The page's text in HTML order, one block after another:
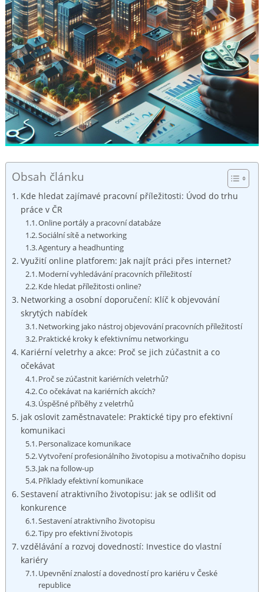
Obsah článku
Kde hledat zajímavé​ pracovní příležitosti: Úvod do trhu ​
práce v ČR
Online portály a pracovní databáze
Sociální⁢ sítě a networking
Agentury a ⁣headhunting
Využití online platforem: Jak najít práci přes internet?
Moderní ‍vyhledávání pracovních příležitostí
Kde hledat příležitosti online?
Networking a osobní doporučení: Klíč k objevování
skrytých nabídek
Networking jako nástroj objevování pracovních příležitostí
Praktické kroky k efektivnímu ‍networkingu
Kariérní veletrhy a akce:​ Proč se jich zúčastnit ‌a ‌co
očekávat
Proč se zúčastnit kariérních veletrhů?
Co‍ očekávat ​na ‍kariérních ⁣akcích?
Úspěšné příběhy z veletrhů
jak ​oslovit zaměstnavatele: Praktické tipy pro efektivní
komunikaci
Personalizace komunikace
Vytvoření profesionálního životopisu a motivačního‌ dopisu
Jak na follow-up
Příklady efektivní komunikace
Sestavení atraktivního ‌životopisu: jak se odlišit od
⁤konkurence
Sestavení atraktivního⁣ životopisu
Tipy ⁣pro efektivní‍ životopis
vzdělávání a rozvoj dovedností: Investice​ do vlastní
kariéry
Upevnění ⁤znalostí a dovedností pro kariéru v ⁤České
republice